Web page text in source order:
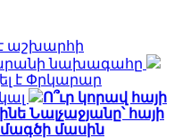
է աշխարհի
նախագահը
է Փրկարար
Ո՞ւր կորավ հայի
Նալչաջյանը՝ հայի
մասին